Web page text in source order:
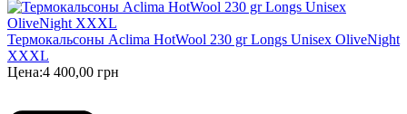
Термокальсоны Aclima HotWool 230 gr Longs Unisex OliveNight
XXXL
Цена:4 400,00 грн